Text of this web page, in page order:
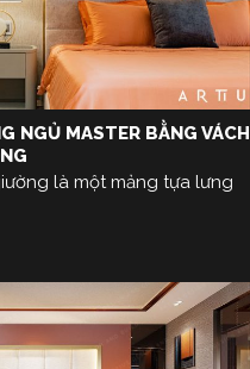
NGỦ MASTER BẰNG VÁCH
là một mảng tựa lưng